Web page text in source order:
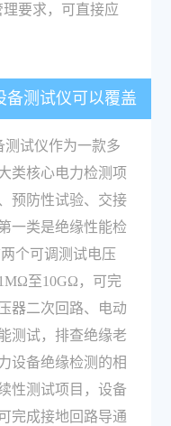
要求，可直接应
备测试仪可以覆盖
测试仪作为一款多
类核心电力检测项
预防性试验、交接
一类是绝缘性能检
个可调测试电压
至10GΩ，可完
器二次回路、电动
测试，排查绝缘老
设备绝缘检测的相
性测试项目，设备
完成接地回路导通